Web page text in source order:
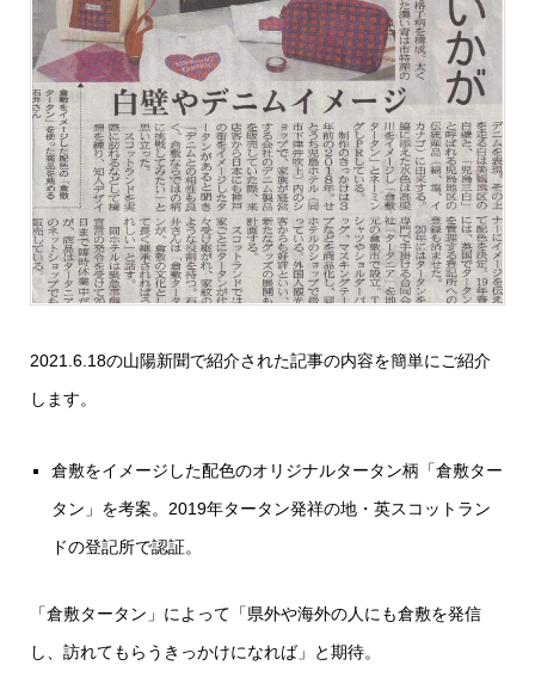
2021.6.18の山陽新聞で紹介された記事の内容を簡単にご紹介
します。
倉敷をイメージした配色のオリジナルタータン柄「倉敷ター
タン」を考案。2019年タータン発祥の地・英スコットラン
ドの登記所で認証。
「倉敷タータン」によって「県外や海外の人にも倉敷を発信
し、訪れてもらうきっかけになれば」と期待。